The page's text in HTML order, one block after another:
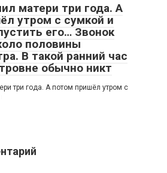
матери три года. А
утром с сумкой и
его… Звонок
половины
В такой ранний час
обычно никт
три года. А потом пришёл утром с